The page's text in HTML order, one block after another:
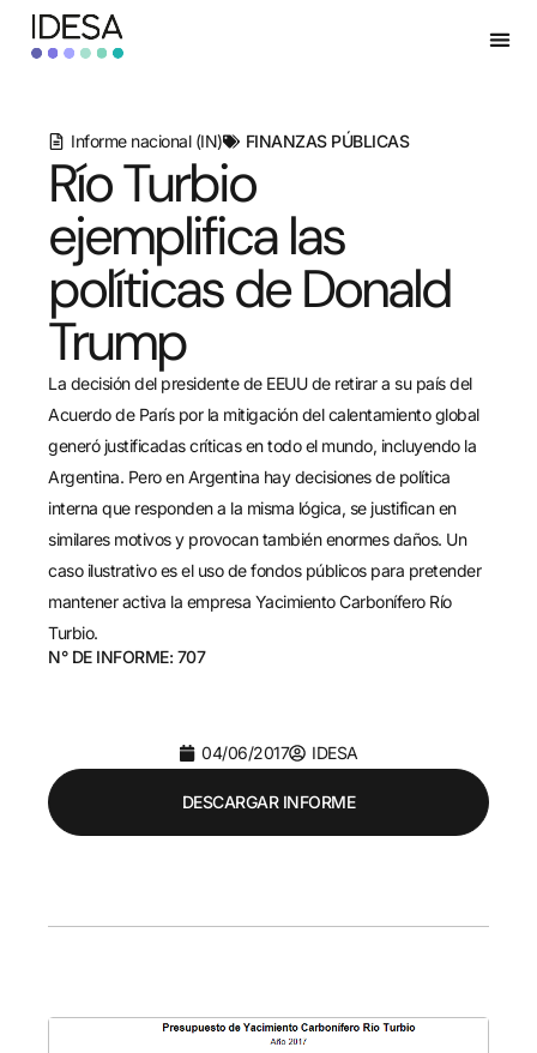
Informe nacional (IN) FINANZAS PÚBLICAS
Río Turbio
ejemplifica las
políticas de Donald
Trump
La decisión del presidente de EEUU de retirar a su país del
Acuerdo de París por la mitigación del calentamiento global
generó justificadas críticas en todo el mundo, incluyendo la
Argentina. Pero en Argentina hay decisiones de política
interna que responden a la misma lógica, se justifican en
similares motivos y provocan también enormes daños. Un
caso ilustrativo es el uso de fondos públicos para pretender
mantener activa la empresa Yacimiento Carbonífero Río
Turbio.
N° DE INFORME: 707
04/06/2017 IDESA
DESCARGAR INFORME